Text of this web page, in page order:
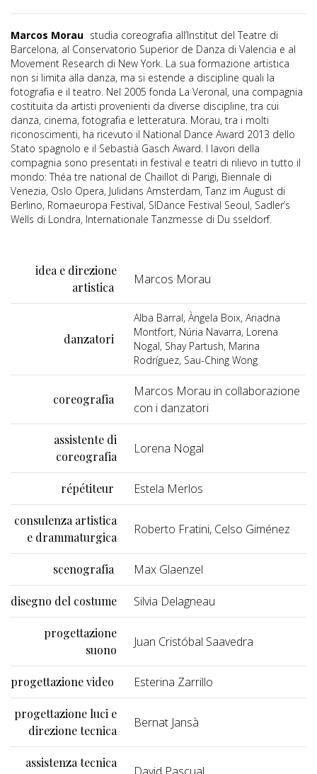
Marcos Morau studia coreografia all’Institut del Teatre di
Barcelona, al Conservatorio Superior de Danza di Valencia e al
Movement Research di New York. La sua formazione artistica
non si limita alla danza, ma si estende a discipline quali la
fotografia e il teatro. Nel 2005 fonda La Veronal, una compagnia
costituita da artisti provenienti da diverse discipline, tra cui
danza, cinema, fotografia e letteratura. Morau, tra i molti
riconoscimenti, ha ricevuto il National Dance Award 2013 dello
Stato spagnolo e il Sebastià Gasch Award. I lavori della
compagnia sono presentati in festival e teatri di rilievo in tutto il
mondo: Théa tre national de Chaillot di Parigi, Biennale di
Venezia, Oslo Opera, Julidans Amsterdam, Tanz im August di
Berlino, Romaeuropa Festival, SIDance Festival Seoul, Sadler’s
Wells di Londra, Internationale Tanzmesse di Du sseldorf.
idea e direzione
artistica
Marcos Morau
danzatori
Alba Barral, Àngela Boix, Ariadna
Montfort, Núria Navarra, Lorena
Nogal, Shay Partush, Marina
Rodríguez, Sau-Ching Wong
coreografia
Marcos Morau in collaborazione
con i danzatori
assistente di
coreografia
Lorena Nogal
répétiteur Estela Merlos
consulenza artistica
e drammaturgica
Roberto Fratini, Celso Giménez
scenografia Max Glaenzel
disegno del costume Silvia Delagneau
progettazione
suono
Juan Cristóbal Saavedra
progettazione video Esterina Zarrillo
progettazione luci e
direzione tecnica
Bernat Jansà
assistenza tecnica